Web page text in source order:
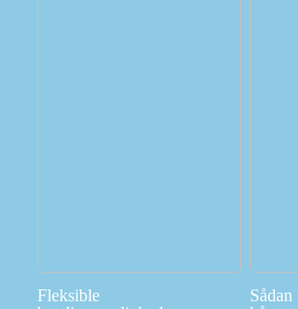
Fleksible